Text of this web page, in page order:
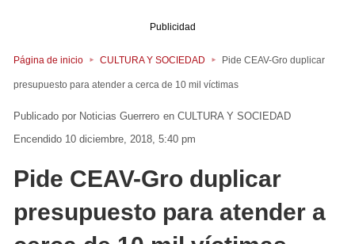
Publicidad
Página de inicio CULTURA Y SOCIEDAD Pide CEAV-Gro duplicar
presupuesto para atender a cerca de 10 mil víctimas
Noticias Guerrero en CULTURA Y SOCIEDAD
Encendido 10 diciembre, 2018, 5:40 pm
Pide CEAV-Gro duplicar
presupuesto para atender a